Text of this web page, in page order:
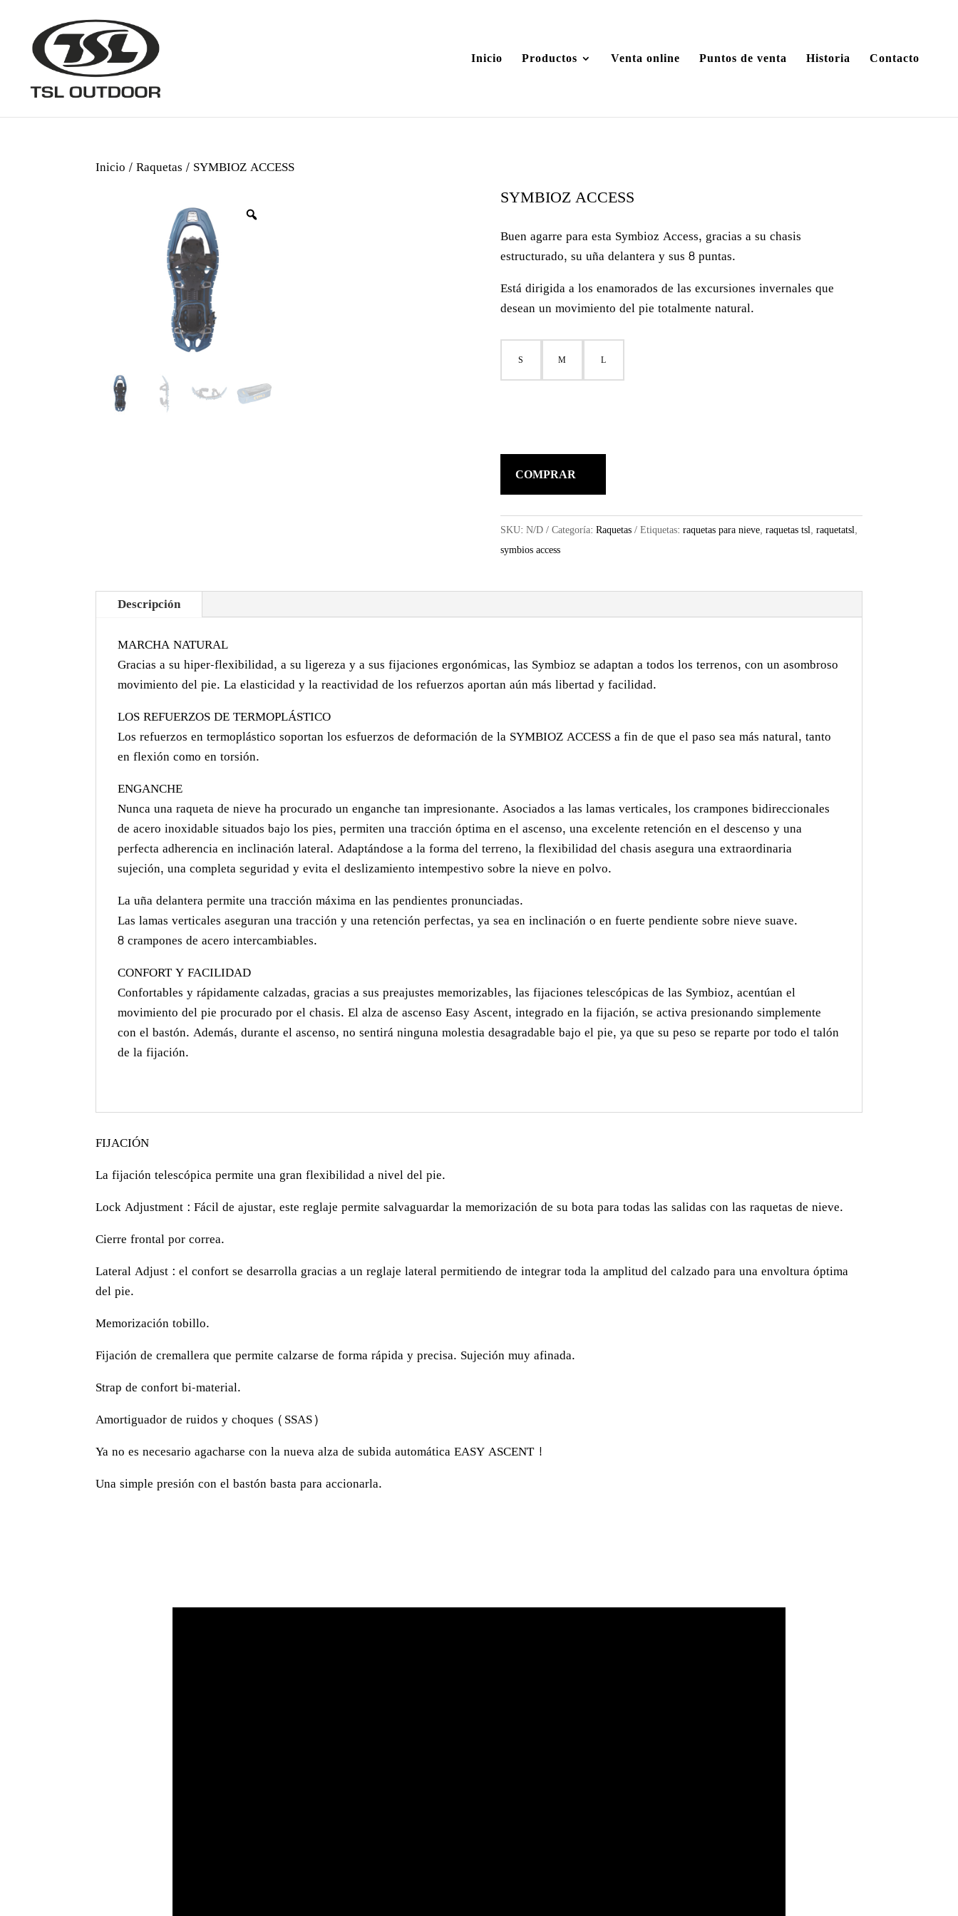
Inicio Productos Venta online Puntos de venta Historia Contacto
Inicio/Raquetas/ SYMBIOZ ACCESS
SYMBIOZ ACCESS
Buen agarre para esta Symbioz Access, gracias a su chasis
estructurado, su uña delantera y sus 8 puntas.
Está dirigida a los enamorados de las excursiones invernales que
desean un movimiento del pie totalmente natural.
S M L
COMPRAR
SKU: N/D Categoría: Raquetas Etiquetas: raquetas para nieve, raquetas tsl, raquetatsl,
symbios access
Descripción
MARCHA NATURAL
Gracias a su hiper-flexibilidad, a su ligereza y a sus fijaciones ergonómicas, las Symbioz se adaptan a todos los terrenos, con un asombroso
movimiento del pie. La elasticidad y la reactividad de los refuerzos aportan aún más libertad y facilidad.
LOS REFUERZOS DE TERMOPLÁSTICO
Los refuerzos en termoplástico soportan los esfuerzos de deformación de la SYMBIOZ ACCESS a fin de que el paso sea más natural, tanto
en flexión como en torsión.
ENGANCHE
Nunca una raqueta de nieve ha procurado un enganche tan impresionante. Asociados a las lamas verticales, los crampones bidireccionales
de acero inoxidable situados bajo los pies, permiten una tracción óptima en el ascenso, una excelente retención en el descenso y una
perfecta adherencia en inclinación lateral. Adaptándose a la forma del terreno, la flexibilidad del chasis asegura una extraordinaria
sujeción, una completa seguridad y evita el deslizamiento intempestivo sobre la nieve en polvo.
La uña delantera permite una tracción máxima en las pendientes pronunciadas.
Las lamas verticales aseguran una tracción y una retención perfectas, ya sea en inclinación o en fuerte pendiente sobre nieve suave.
8 crampones de acero intercambiables.
CONFORT Y FACILIDAD
Confortables y rápidamente calzadas, gracias a sus preajustes memorizables, las fijaciones telescópicas de las Symbioz, acentúan el
movimiento del pie procurado por el chasis. El alza de ascenso Easy Ascent, integrado en la fijación, se activa presionando simplemente
con el bastón. Además, durante el ascenso, no sentirá ninguna molestia desagradable bajo el pie, ya que su peso se reparte por todo el talón
de la fijación.
FIJACIÓN
La fijación telescópica permite una gran flexibilidad a nivel del pie.
Lock Adjustment : Fácil de ajustar, este reglaje permite salvaguardar la memorización de su bota para todas las salidas con las raquetas de nieve.
Cierre frontal por correa.
Lateral Adjust : el confort se desarrolla gracias a un reglaje lateral permitiendo de integrar toda la amplitud del calzado para una envoltura óptima
del pie.
Memorización tobillo.
Fijación de cremallera que permite calzarse de forma rápida y precisa. Sujeción muy afinada.
Strap de confort bi-material.
Amortiguador de ruidos y choques (SSAS)
Ya no es necesario agacharse con la nueva alza de subida automática EASY ASCENT !
Una simple presión con el bastón basta para accionarla.